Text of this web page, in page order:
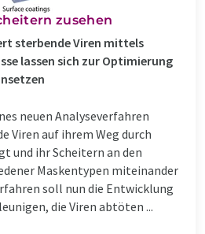
zusehen
sterbende Viren mittels
lassen sich zur Optimierung
neuen Analyseverfahren
Viren auf ihrem Weg durch
und ihr Scheitern an den
Maskentypen miteinander
soll nun die Entwicklung
die Viren abtöten ...